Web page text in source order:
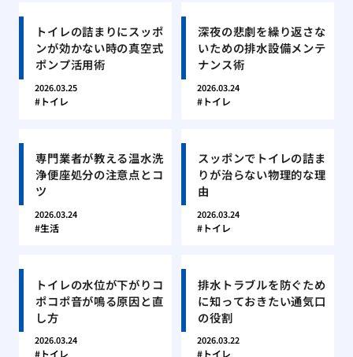
トイレの詰まりにスッポ
ンが効かない時の真空式
ポンプ活用術
2026.03.25
トイレ
深夜の悲劇を繰り返さな
いための排水設備メンテ
ナンス術
2026.03.24
トイレ
専門業者が教える温水洗
浄便座処分の注意点とコ
ツ
2026.03.24
生活
スッポンでトイレの詰ま
りが治らない物理的な理
由
2026.03.24
トイレ
トイレの水位が下がりコ
ポコポ音が鳴る原因と直
し方
2026.03.24
トイレ
排水トラブルを防ぐため
に知っておきたい通気口
の役割
2026.03.22
トイレ